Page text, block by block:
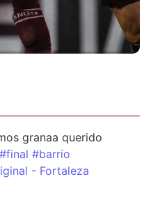
granaa querido
#final #barrio
- Fortaleza